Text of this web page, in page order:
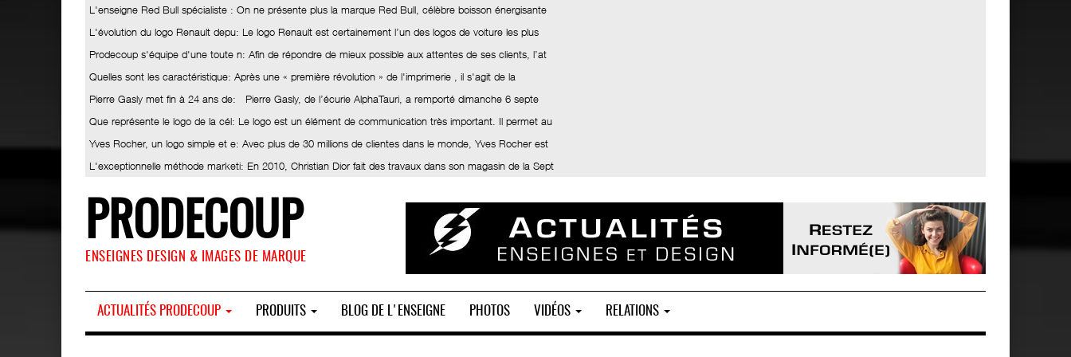
L'enseigne Red Bull spécialiste : On ne présente plus la marque Red Bull, célèbre boisson énergisante
L'évolution du logo Renault depu: Le logo Renault est certainement l’un des logos de voiture les plus
Prodecoup s'équipe d'une toute n: Afin de répondre de mieux possible aux attentes de ses clients, l’at
Quelles sont les caractéristique: Après une « première révolution » de l'imprimerie , il s'agit de la
Pierre Gasly met fin à 24 ans de: Pierre Gasly, de l’écurie AlphaTauri, a remporté dimanche 6 septe
Que représente le logo de la cél: Le logo est un élément de communication très important. Il permet au
Yves Rocher, un logo simple et e: Avec plus de 30 millions de clientes dans le monde, Yves Rocher est
L'exceptionnelle méthode marketi: En 2010, Christian Dior fait des travaux dans son magasin de la Sept
PRODECOUP
ENSEIGNES DESIGN & IMAGES DE MARQUE
ACTUALITÉS PRODECOUP PRODUITS BLOG DE L'ENSEIGNE PHOTOS VIDÉOS RELATIONS